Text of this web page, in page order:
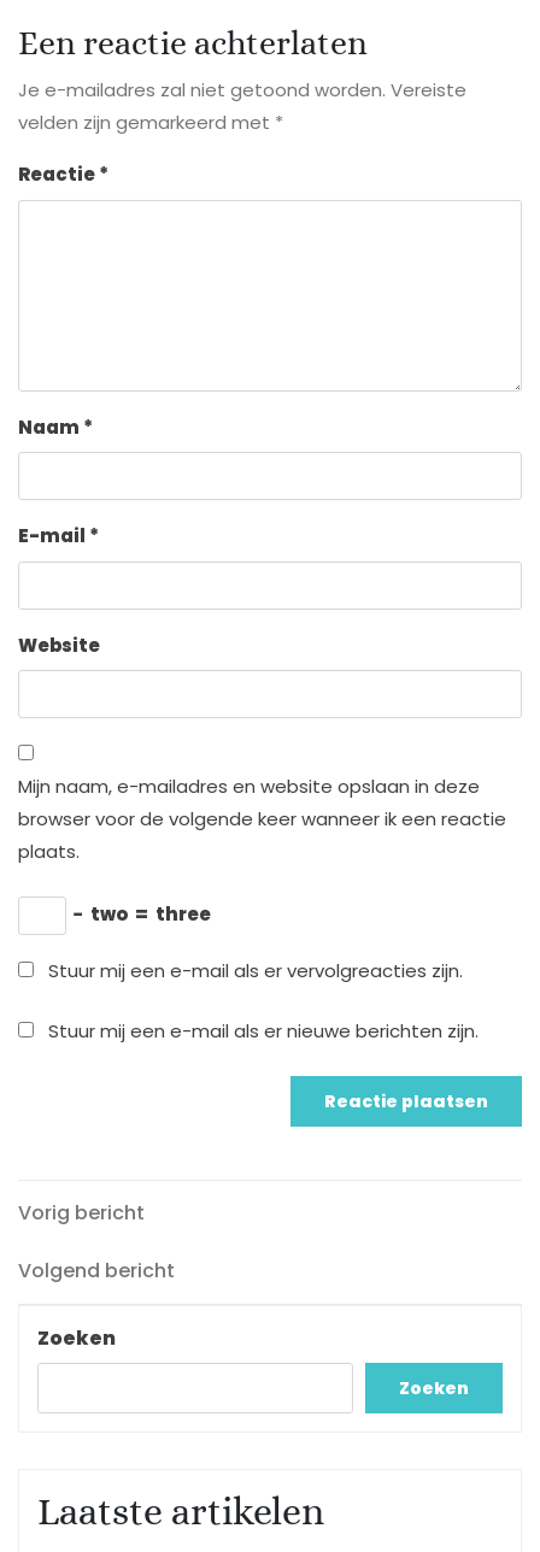
Een reactie achterlaten
Je e-mailadres zal niet getoond worden. Vereiste
velden zijn gemarkeerd met *
Reactie*
Naam *
E-mail *
Website
Mijn naam, e-mailadres en website opslaan in deze
browser voor de volgende keer wanneer ik een reactie
plaats.
− two = three
Stuur mij een e-mail als er vervolgreacties zijn.
Stuur mij een e-mail als er nieuwe berichten zijn.
Berichtnavigatie
Vorig
Vorig bericht
Volgend
Volgend bericht
Zoeken
Zoeken
Laatste artikelen